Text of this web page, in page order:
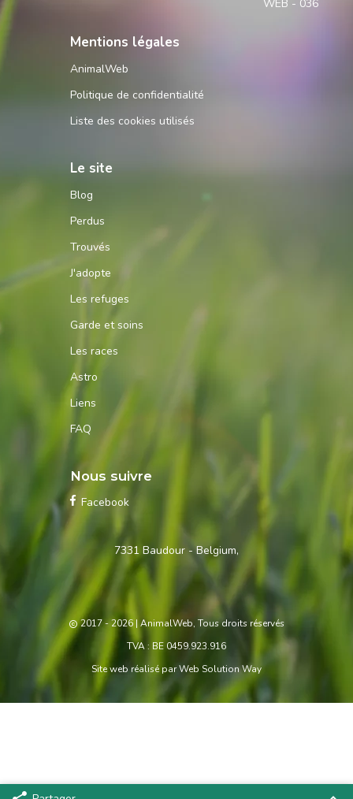
WEB - 036
Mentions légales
AnimalWeb
Politique de confidentialité
Liste des cookies utilisés
Le site
Blog
Perdus
Trouvés
J'adopte
Les refuges
Garde et soins
Les races
Astro
Liens
FAQ
Contactez-
7331 Baudour - Belgium,
Nous suivre
Facebook
2017 - 2026 | AnimalWeb, Tous droits réservés
TVA : BE 0459.923.916
Site web réalisé parWeb Solution Way